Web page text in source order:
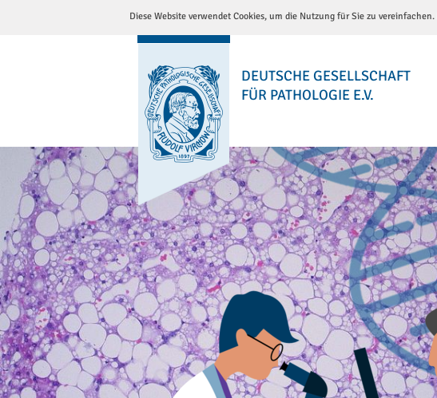
Diese Website verwendet Cookies, um die Nutzung für Sie zu
DEUTSCHE GESELLSCHAFT
FÜR PATHOLOGIE E.V.